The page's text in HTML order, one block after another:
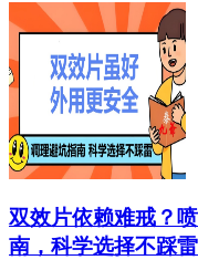
双效片依赖难戒？
南，科学选择不踩雷